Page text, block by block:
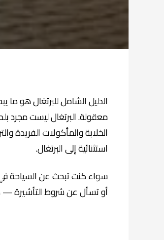
الدليل الشامل للبرتغال هو
معقولة. البرتغال ليست مجرد
الخلابة والمأكولات الفريدة
استثنائية إلى البرتغال.
سواء كنت تبحث عن السياحة في
أو تسأل عن شروط التأشيرة